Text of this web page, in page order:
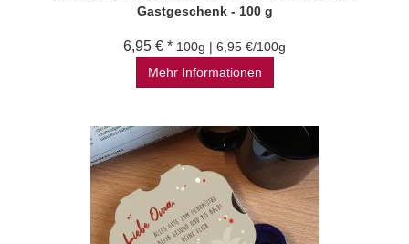
Gastgeschenk - 100 g
6,95 € * 100g | 6,95 €/100g
Mehr Informationen